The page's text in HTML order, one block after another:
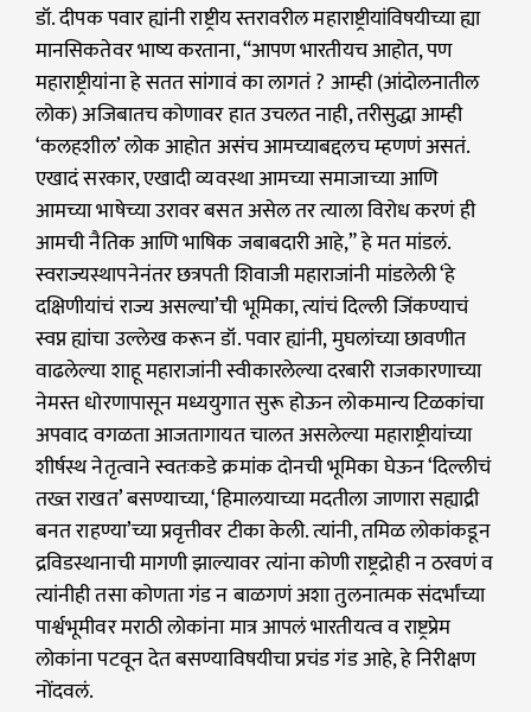
डॉ. दीपक पवार ह्यांनी राष्ट्रीय स्तरावरील महाराष्ट्रीयांविषयीच्या ह्या
मानसिकतेवर भाष्य करताना, “आपण भारतीयच आहोत, पण
महाराष्ट्रीयांना हे सतत सांगावं का लागतं ? आम्ही (आंदोलनातील
लोक) अजिबातच कोणावर हात उचलत नाही, तरीसुद्धा आम्ही
‘कलहशील’ लोक आहोत असंच आमच्याबद्दलच म्हणणं असतं.
एखादं सरकार, एखादी व्यवस्था आमच्या समाजाच्या आणि
आमच्या भाषेच्या उरावर बसत असेल तर त्याला विरोध करणं ही
आमची नैतिक आणि भाषिक जबाबदारी आहे,” हे मत मांडलं.
स्वराज्यस्थापनेनंतर छत्रपती शिवाजी महाराजांनी मांडलेली ‘हे
दक्षिणीयांचं राज्य असल्या’ची भूमिका, त्यांचं दिल्ली जिंकण्याचं
स्वप्न ह्यांचा उल्लेख करून डॉ. पवार ह्यांनी, मुघलांच्या छावणीत
वाढलेल्या शाहू महाराजांनी स्वीकारलेल्या दरबारी राजकारणाच्या
नेमस्त धोरणापासून मध्ययुगात सुरू होऊन लोकमान्य टिळकांचा
अपवाद वगळता आजतागायत चालत असलेल्या महाराष्ट्रीयांच्या
शीर्षस्थ नेतृत्वाने स्वतःकडे क्रमांक दोनची भूमिका घेऊन ‘दिल्लीचं
तख्त राखत’ बसण्याच्या, ‘हिमालयाच्या मदतीला जाणारा सह्याद्री
बनत राहण्या’च्या प्रवृत्तीवर टीका केली. त्यांनी, तमिळ लोकांकडून
द्रविडस्थानाची मागणी झाल्यावर त्यांना कोणी राष्ट्रद्रोही न ठरवणं व
त्यांनीही तसा कोणता गंड न बाळगणं अशा तुलनात्मक संदर्भांच्या
पार्श्वभूमीवर मराठी लोकांना मात्र आपलं भारतीयत्व व राष्ट्रप्रेम
लोकांना पटवून देत बसण्याविषयीचा प्रचंड गंड आहे, हे निरीक्षण
नोंदवलं.